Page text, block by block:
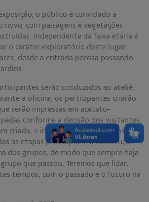
o público é convidado a
novo, com paisagens e vegetações
Independente da faixa etária é
o caráter exploratório deste lugar
desde a entrada porosa passando
serão conduzidos ao ateliê
a oficina, os participantes criarão
serão impressas em acetato-
conforme a decisão dos visitantes,
criada, e incorporadas às imagens dos
as etapas pressupõem a construção
dos grupos, de modo que sempre haja
que passou. Teremos que lidar,
tempos, com o passado e o futuro na